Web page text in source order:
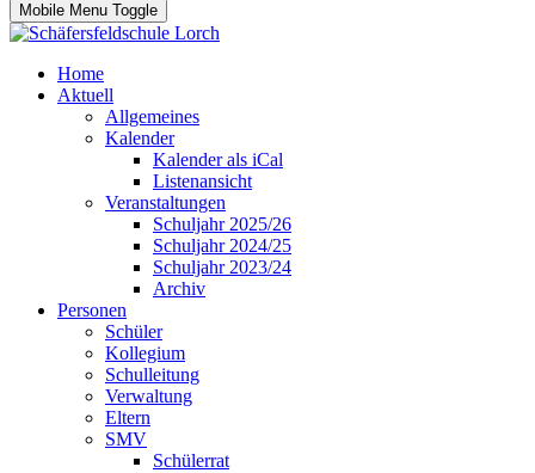
Mobile Menu Toggle
Home
Aktuell
Allgemeines
Kalender
Kalender als iCal
Listenansicht
Veranstaltungen
Schuljahr 2025/26
Schuljahr 2024/25
Schuljahr 2023/24
Archiv
Personen
Schüler
Kollegium
Schulleitung
Verwaltung
Eltern
SMV
Schülerrat